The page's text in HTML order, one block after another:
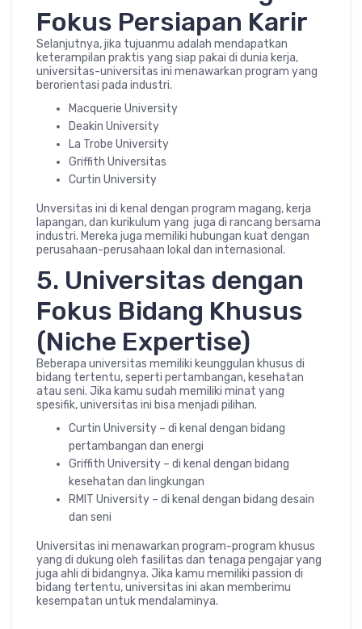
Fokus Persiapan Karir
Selanjutnya, jika tujuanmu adalah mendapatkan
keterampilan praktis yang siap pakai di dunia kerja,
universitas-universitas ini menawarkan program yang
berorientasi pada industri.
Macquerie University
Deakin University
La Trobe University
Griffith Universitas
Curtin University
Unversitas ini di kenal dengan program magang, kerja
lapangan, dan kurikulum yang juga di rancang bersama
industri. Mereka juga memiliki hubungan kuat dengan
perusahaan-perusahaan lokal dan internasional.
5. Universitas dengan
Fokus Bidang Khusus
(Niche Expertise)
Beberapa universitas memiliki keunggulan khusus di
bidang tertentu, seperti pertambangan, kesehatan
atau seni. Jika kamu sudah memiliki minat yang
spesifik, universitas ini bisa menjadi pilihan.
Curtin University – di kenal dengan bidang
pertambangan dan energi
Griffith University – di kenal dengan bidang
kesehatan dan lingkungan
RMIT University – di kenal dengan bidang desain
dan seni
Universitas ini menawarkan program-program khusus
yang di dukung oleh fasilitas dan tenaga pengajar yang
juga ahli di bidangnya. Jika kamu memiliki passion di
bidang tertentu, universitas ini akan memberimu
kesempatan untuk mendalaminya.